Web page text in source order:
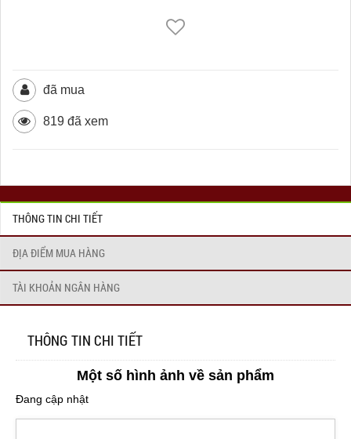
đã mua
819 đã xem
THÔNG TIN CHI TIẾT
ĐỊA ĐIỂM MUA HÀNG
TÀI KHOẢN NGÂN HÀNG
THÔNG TIN CHI TIẾT
Một số hình ảnh về sản phẩm
Đang cập nhật